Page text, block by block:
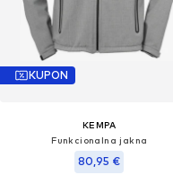
KUPON
KEMPA
Funkcionalna jakna
80,95 €